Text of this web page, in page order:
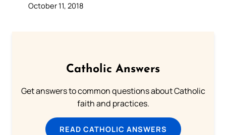
October 11, 2018
Catholic Answers
Get answers to common questions about Catholic
faith and practices.
READ CATHOLIC ANSWERS